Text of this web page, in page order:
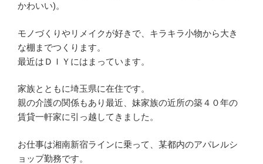
かわいい)。
モノづくりやリメイクが好きで、キラキラ小物から大き
な棚までつくります。
最近はＤＩＹにはまっています。
家族とともに埼玉県に在住です。
親の介護の関係もあり最近、妹家族の近所の築４０年の
賃貸一軒家に引っ越してきました。
お仕事は湘南新宿ラインに乗って、某都内のアパレルシ
ョップ勤務です。